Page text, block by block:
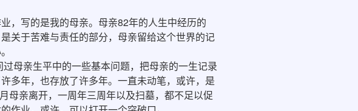
，写的是我的母亲。母亲82年的人生中经历的
关于苦难与责任的部分，母亲留给这个世界的记
母亲生平中的一些基本问题，把母亲的一生记录
多年，也存放了许多年。一直未动笔，或许，是
母亲离开，一周年三周年以及扫墓，都不足以促